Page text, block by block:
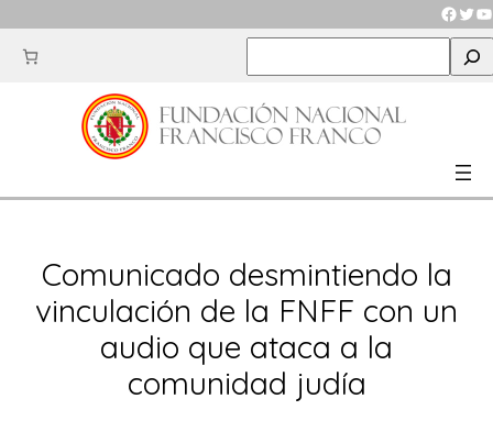
al
contenido
e
r
c
Comunicado desmintiendo la
vinculación de la FNFF con un
audio que ataca a la
comunidad judía